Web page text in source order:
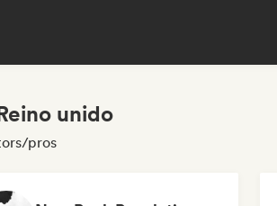
unido
pros